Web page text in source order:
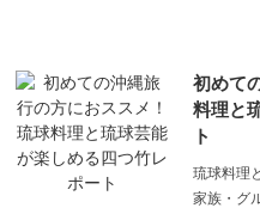
初めて
料理と
ト
琉球料理
家族・グ